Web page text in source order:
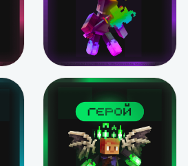
Подробнее
Элита
от 159 ₽
Подробнее